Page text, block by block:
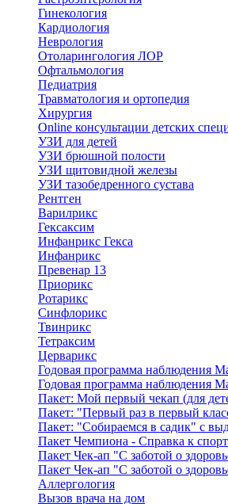
Гинекология
Кардиология
Неврология
Отоларингология ЛОР
Офтальмология
Педиатрия
Травматология и ортопедия
Хирургия
Online консультации детских
УЗИ для детей
УЗИ брюшной полости
УЗИ щитовидной железы
УЗИ тазобедренного сустава
Рентген
Варилрикс
Гексаксим
Инфанрикс Гекса
Инфанрикс
Превенар 13
Приорикс
Ротарикс
Синфлорикс
Твинрикс
Тетраксим
Церварикс
Годовая программа наблюдения
Годовая программа наблюдения
Пакет: Мой первый чекап (для
Пакет: "Первый раз в первый
Пакет: "Собираемся в садик" с
Пакет Чемпиона - Справка к
Пакет Чек-ап "С заботой о
Пакет Чек-ап "С заботой о
Аллергология
Вызов врача на дом